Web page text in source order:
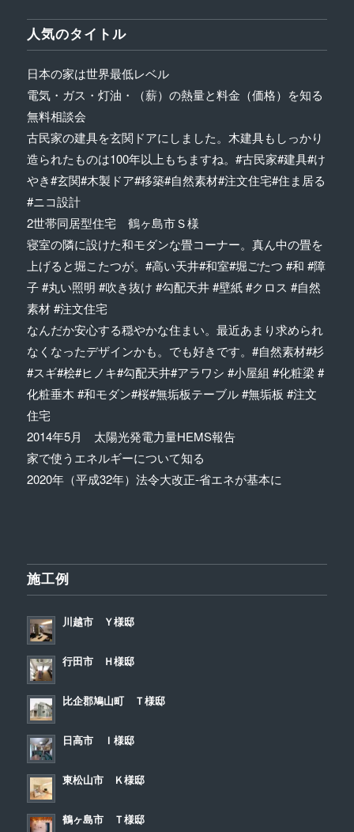
人気のタイトル
日本の家は世界最低レベル
電気・ガス・灯油・（薪）の熱量と料金（価格）を知る
無料相談会
古民家の建具を玄関ドアにしました。木建具もしっかり
造られたものは100年以上もちますね。#古民家#建具#け
やき#玄関#木製ドア#移築#自然素材#注文住宅#住ま居る
#ニコ設計
2世帯同居型住宅 鶴ヶ島市Ｓ様
寝室の隣に設けた和モダンな畳コーナー。真ん中の畳を
上げると堀こたつが。#高い天井#和室#堀ごたつ #和 #障
子 #丸い照明 #吹き抜け #勾配天井 #壁紙 #クロス #自然
素材 #注文住宅
なんだか安心する穏やかな住まい。最近あまり求められ
なくなったデザインかも。でも好きです。#自然素材#杉
#スギ#桧#ヒノキ#勾配天井#アラワシ #小屋組 #化粧梁 #
化粧垂木 #和モダン#桜#無垢板テーブル #無垢板 #注文
住宅
2014年5月 太陽光発電力量HEMS報告
家で使うエネルギーについて知る
2020年（平成32年）法令大改正-省エネが基本に
施工例
川越市 Ｙ様邸
行田市 Ｈ様邸
比企郡鳩山町 Ｔ様邸
日高市 Ｉ様邸
東松山市 Ｋ様邸
鶴ヶ島市 Ｔ様邸